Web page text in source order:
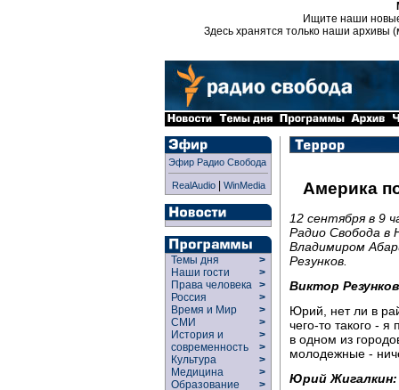
Ищите наши
Здесь хранятся только наши архивы
Эфир Радио Свобода
RealAudio| WinMedia
Темы дня
>
Наши гости
>
Права человека >
Россия
>
Время и Мир
>
СМИ
>
История и
современность
>
>
Культура
>
Медицина
>
Образование
>
Америка
12 сентября в 9
Радио Свобода
Владимиром
Резунков.
Виктор
Юрий, нет ли в
чего-то такого -
в одном из
молодежные -
Юрий Жигалкин: